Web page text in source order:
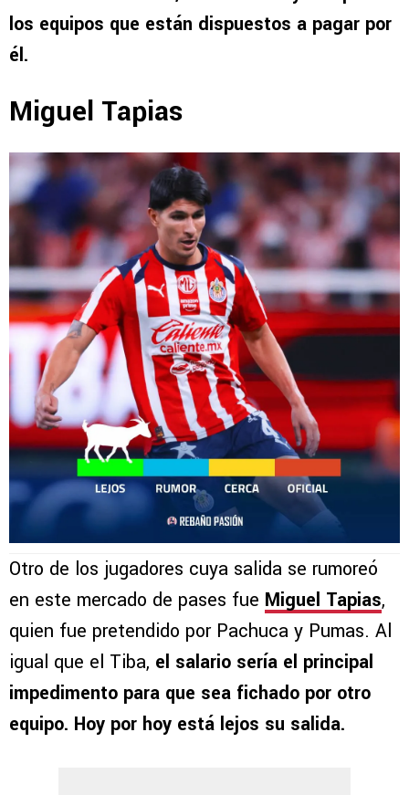
los equipos que están dispuestos a pagar por
él.
Miguel Tapias
Otro de los jugadores cuya salida se rumoreó
en este mercado de pases fue Miguel Tapias,
quien fue pretendido por Pachuca y Pumas. Al
igual que el Tiba, el salario sería el principal
impedimento para que sea fichado por otro
equipo. Hoy por hoy está lejos su salida.